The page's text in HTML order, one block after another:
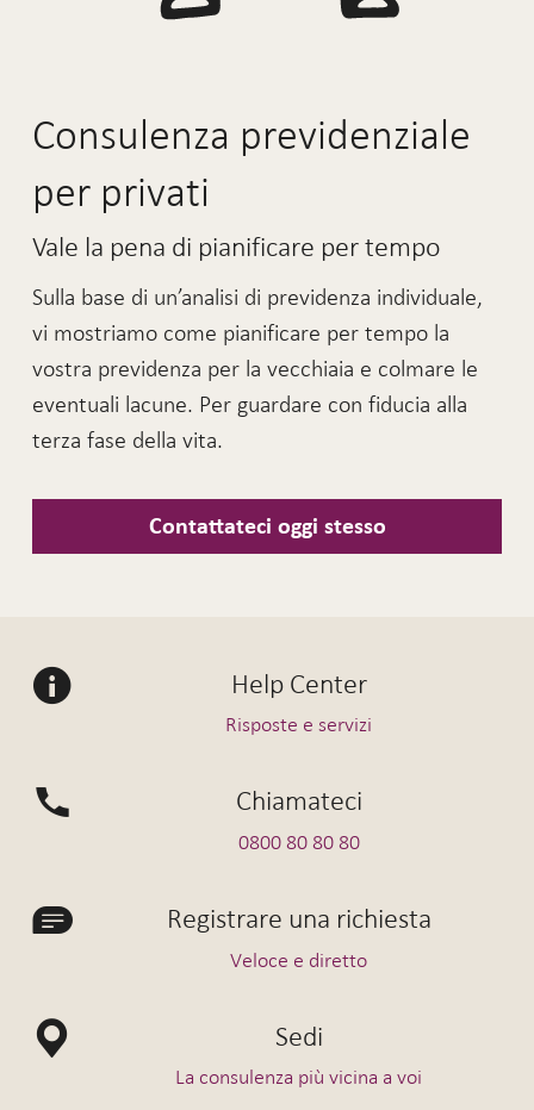
Consulenza previdenziale
per privati
Vale la pena di pianificare per tempo
Sulla base di un’analisi di previdenza individuale,
vi mostriamo come pianificare per tempo la
vostra previdenza per la vecchiaia e colmare le
eventuali lacune. Per guardare con fiducia alla
terza fase della vita.
Contattateci oggi stesso
Help Center
Risposte e servizi
Chiamateci
0800 80 80 80
Registrare una richiesta
Veloce e diretto
Sedi
La consulenza più vicina a voi